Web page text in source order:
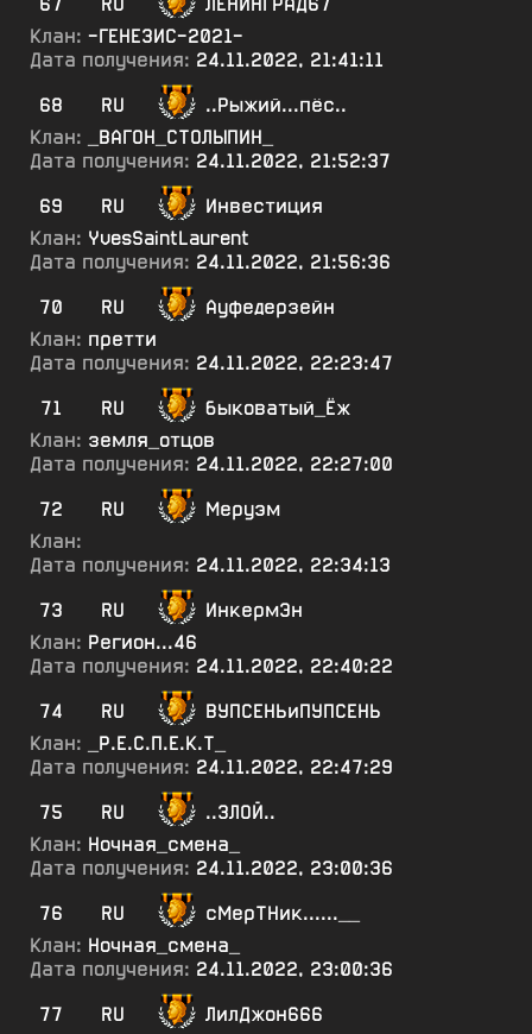
Клан: -ГЕНЕЗИС-2021-
Дата получения: 24.11.2022, 21:41:11
68
RU
..Рыжий...пёс..
Клан:
_ВАГОН_СТОЛЫПИН_
Дата получения: 24.11.2022, 21:52:37
69
RU
Инвестиция
Клан: YvesSaintLaurent
Дата получения: 24.11.2022, 21:56:36
70
RU
Ауфедерзейн
Клан: претти
Дата получения: 24.11.2022, 22:23:47
71
RU
быковатый_Ёж
Клан: земля_отцов
Дата получения: 24.11.2022, 22:27:00
72
RU
Меруэм
Клан:
Дата получения: 24.11.2022, 22:34:13
73
RU
ИнкермЭн
Клан: Регион...46
Дата получения: 24.11.2022, 22:40:22
74
RU
ВУПСЕНЬиПУПСЕНЬ
Клан:
_Р.Е.С.П.Е.К.Т_
Дата получения: 24.11.2022, 22:47:29
75
RU
..ЗЛОЙ..
Клан: Ночная_смена_
Дата получения: 24.11.2022, 23:00:36
76
RU
сМерТНик......__
Клан: Ночная_смена_
Дата получения: 24.11.2022, 23:00:36
77
RU
ЛилДжон666